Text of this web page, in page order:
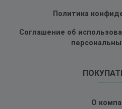
Политика
Соглашение об
О